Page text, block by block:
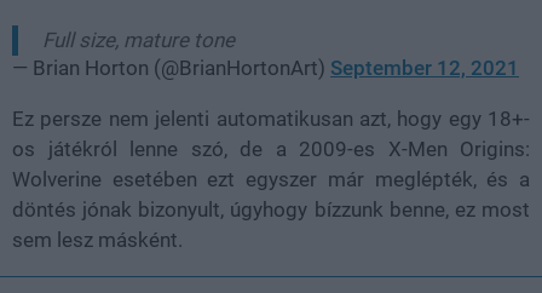
Full size, mature tone
— Brian Horton (@BrianHortonArt) September 12, 2021
Ez persze nem jelenti automatikusan azt, hogy egy 18+-
os játékról lenne szó, de a 2009-es X-Men Origins:
Wolverine esetében ezt egyszer már meglépték, és a
döntés jónak bizonyult, úgyhogy bízzunk benne, ez most
sem lesz másként.